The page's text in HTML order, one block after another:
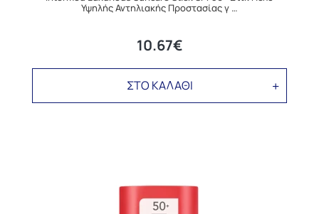
Υψηλής Αντηλιακής Προστασίας γ …
10.67€
ΣΤΟ ΚΑΛΑΘΙ